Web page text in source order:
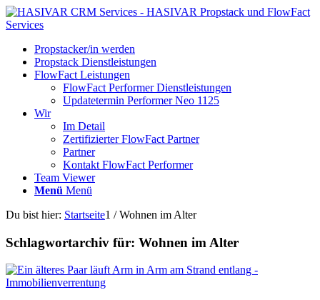
Propstacker/in werden
Propstack Dienstleistungen
FlowFact Leistungen
FlowFact Performer Dienstleistungen
Updatetermin Performer Neo 1125
Wir
Im Detail
Zertifizierter FlowFact Partner
Partner
Kontakt FlowFact Performer
Team Viewer
Menü Menü
Du bist hier: Startseite1 / Wohnen im Alter
Schlagwortarchiv für: Wohnen im Alter